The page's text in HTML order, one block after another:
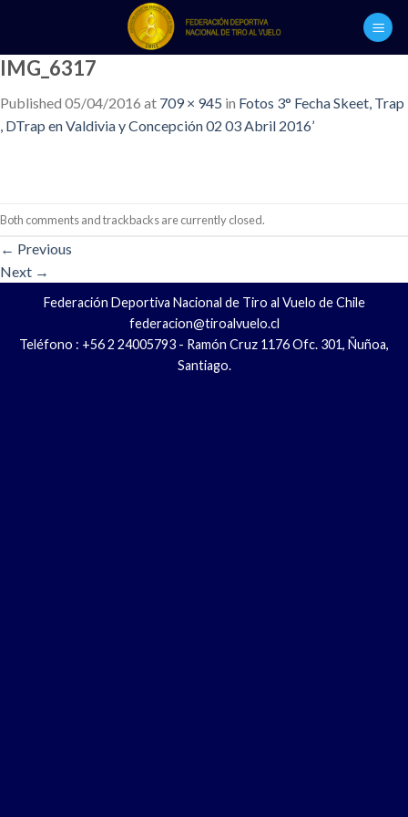
content
IMG_6317
Published 05/04/2016 at 709 × 945 in Fotos 3° Fecha Skeet, Trap
, DTrap en Valdivia y Concepción 02 03 Abril 2016’
Both comments and trackbacks are currently closed.
← Previous
Next →
Federación Deportiva Nacional de Tiro al Vuelo de Chile
federacion@tiroalvuelo.cl
Teléfono : +56 2 24005793 - Ramón Cruz 1176 Ofc. 301, Ñuñoa,
Santiago.